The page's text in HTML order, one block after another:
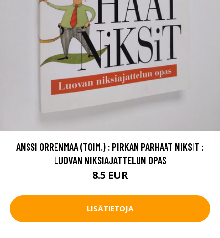
ANSSI ORRENMAA (TOIM.) : PIRKAN PARHAAT NIKSIT :
LUOVAN NIKSIAJATTELUN OPAS
8.5 EUR
LISÄTIETOJA